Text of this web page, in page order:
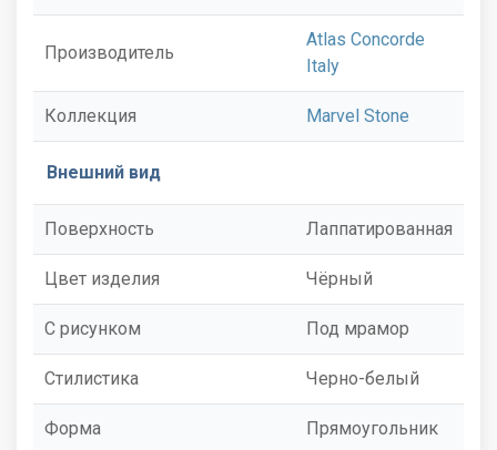
Производитель
Atlas Concorde
Italy
Коллекция Marvel Stone
Внешний вид
Поверхность Лаппатированная
Цвет изделия Чёрный
С рисунком Под мрамор
Стилистика Черно-белый
Форма Прямоугольник